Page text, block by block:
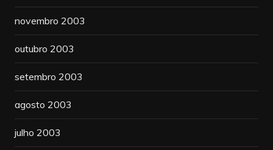
novembro 2003
outubro 2003
setembro 2003
agosto 2003
julho 2003